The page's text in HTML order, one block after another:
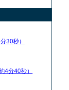
分30秒）
約4分40秒）